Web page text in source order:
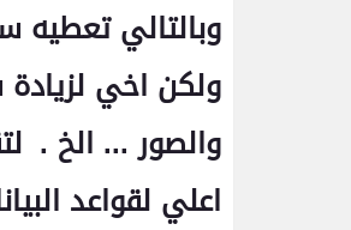
وبالتالي تعطيه
ولكن اخي لزيادة
والصور ... الخ .
اعلي لقواعد